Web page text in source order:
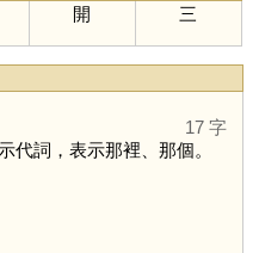
開 三
17 字
代詞，表示那裡、那個。